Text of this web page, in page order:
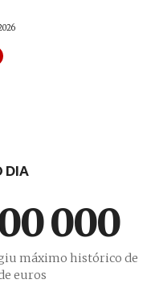
DIA
000
máximo histórico de
euros